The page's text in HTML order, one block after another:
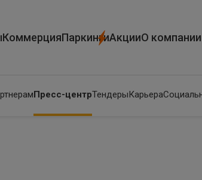
КоммерцияПаркингиАкцииО компании
Пресс-центрТендерыКарьера